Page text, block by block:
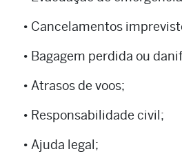
• Cancelamentos
• Bagagem perdida ou
• Atrasos de voos;
• Responsabilidade civil;
• Ajuda legal;